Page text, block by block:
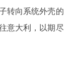
转向系统外壳的
意大利，以期尽